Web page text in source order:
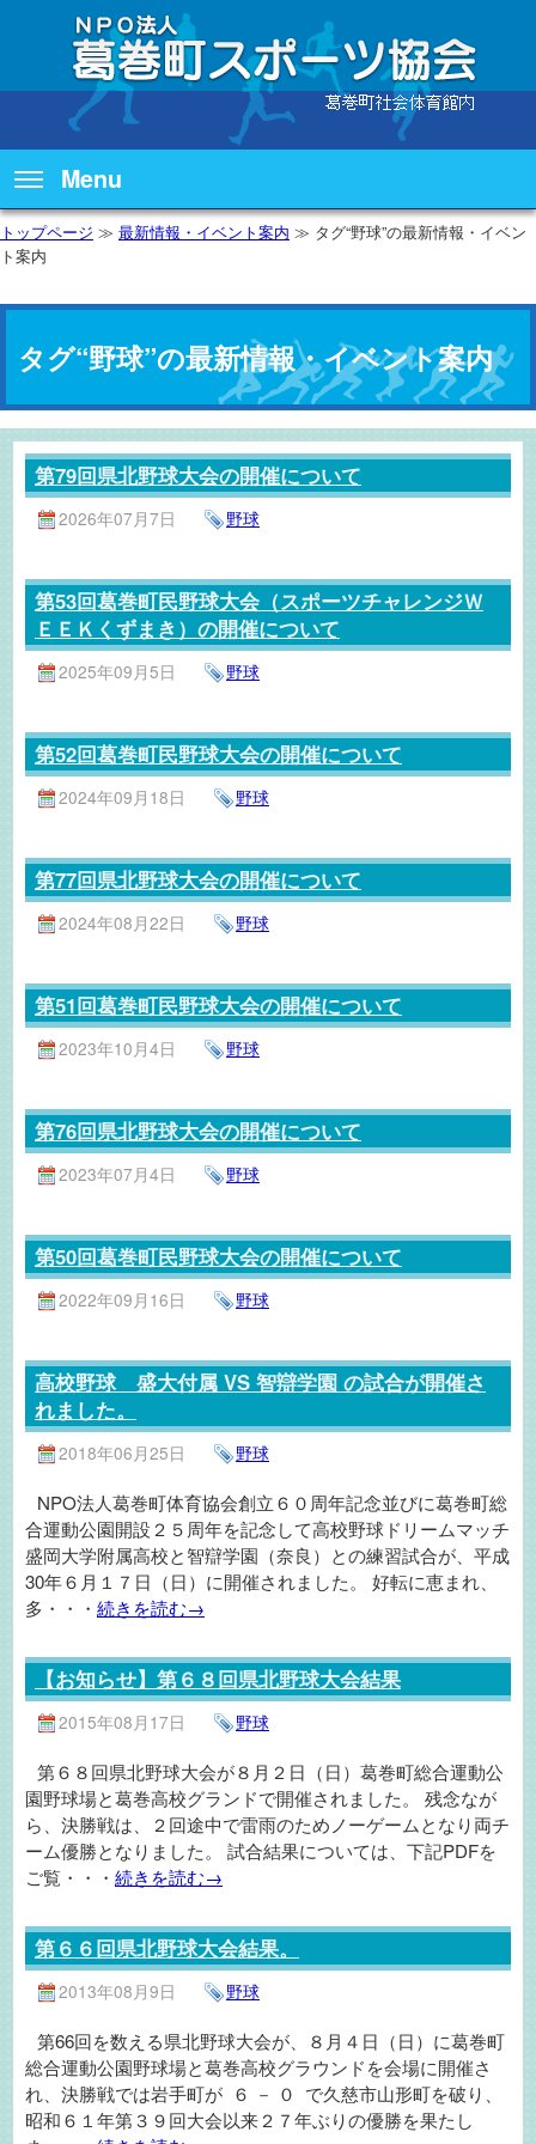
Menu
トップページ ≫ 最新情報・イベント案内 ≫ タグ“野球”の最新情報・イベン
ト案内
タグ“野球”の最新情報・イベント案内
第79回県北野球大会の開催について
2026年07月7日 野球
第53回葛巻町民野球大会（スポーツチャレンジＷ
ＥＥＫくずまき）の開催について
2025年09月5日 野球
第52回葛巻町民野球大会の開催について
2024年09月18日 野球
第77回県北野球大会の開催について
2024年08月22日 野球
第51回葛巻町民野球大会の開催について
2023年10月4日 野球
第76回県北野球大会の開催について
2023年07月4日 野球
第50回葛巻町民野球大会の開催について
2022年09月16日 野球
高校野球 盛大付属 VS 智辯学園 の試合が開催さ
れました。
2018年06月25日 野球
NPO法人葛巻町体育協会創立６０周年記念並びに葛巻町総
合運動公園開設２５周年を記念して高校野球ドリームマッチ
盛岡大学附属高校と智辯学園（奈良）との練習試合が、平成
30年６月１７日（日）に開催されました。 好転に恵まれ、
多・・・ 続きを読む→
【お知らせ】第６８回県北野球大会結果
2015年08月17日 野球
第６８回県北野球大会が８月２日（日）葛巻町総合運動公
園野球場と葛巻高校グランドで開催されました。 残念なが
ら、決勝戦は、２回途中で雷雨のためノーゲームとなり両チ
ーム優勝となりました。 試合結果については、下記PDFを
ご覧・・・ 続きを読む→
第６６回県北野球大会結果。
2013年08月9日 野球
第66回を数える県北野球大会が、８月４日（日）に葛巻町
総合運動公園野球場と葛巻高校グラウンドを会場に開催さ
れ、決勝戦では岩手町が ６ － ０ で久慈市山形町を破り、
昭和６１年第３９回大会以来２７年ぶりの優勝を果たし